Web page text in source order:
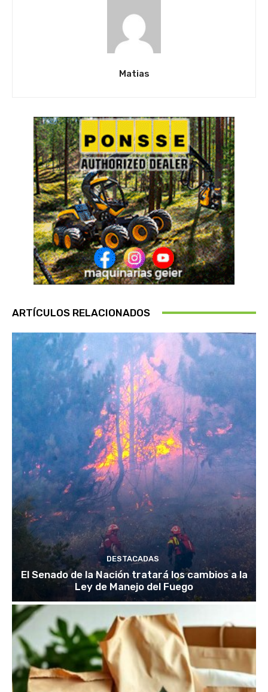
Matias
ARTÍCULOS RELACIONADOS
DESTACADAS
El Senado de la Nación tratará los cambios a la
Ley de Manejo del Fuego